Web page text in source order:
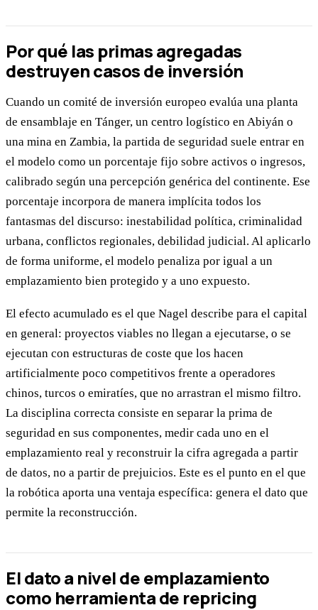
Por qué las primas agregadas
destruyen casos de inversión
Cuando un comité de inversión europeo evalúa una planta
de ensamblaje en Tánger, un centro logístico en Abiyán o
una mina en Zambia, la partida de seguridad suele entrar en
el modelo como un porcentaje fijo sobre activos o ingresos,
calibrado según una percepción genérica del continente. Ese
porcentaje incorpora de manera implícita todos los
fantasmas del discurso: inestabilidad política, criminalidad
urbana, conflictos regionales, debilidad judicial. Al aplicarlo
de forma uniforme, el modelo penaliza por igual a un
emplazamiento bien protegido y a uno expuesto.
El efecto acumulado es el que Nagel describe para el capital
en general: proyectos viables no llegan a ejecutarse, o se
ejecutan con estructuras de coste que los hacen
artificialmente poco competitivos frente a operadores
chinos, turcos o emiratíes, que no arrastran el mismo filtro.
La disciplina correcta consiste en separar la prima de
seguridad en sus componentes, medir cada uno en el
emplazamiento real y reconstruir la cifra agregada a partir
de datos, no a partir de prejuicios. Este es el punto en el que
la robótica aporta una ventaja específica: genera el dato que
permite la reconstrucción.
El dato a nivel de emplazamiento
como herramienta de repricing